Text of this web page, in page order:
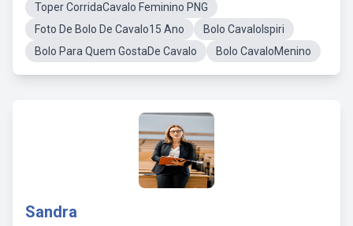
Toper CorridaCavalo Feminino PNG
Foto De Bolo De Cavalo15 Ano
Bolo CavaloIspiri
Bolo Para Quem GostaDe Cavalo
Bolo CavaloMenino
Sandra